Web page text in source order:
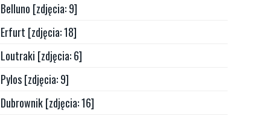
Belluno [zdjęcia: 9]
Erfurt [zdjęcia: 18]
Loutraki [zdjęcia: 6]
Pylos [zdjęcia: 9]
Dubrownik [zdjęcia: 16]